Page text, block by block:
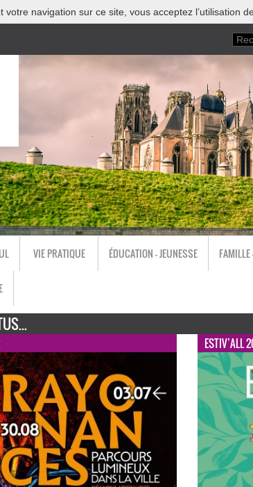
votre navigation sur ce site, vous acceptez l’utilisation
VIE PRATIQUE ÉDUCATION - JEUNESSE
ESTIV’ALL